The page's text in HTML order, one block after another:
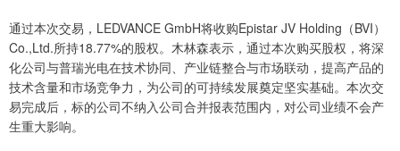
通过本次交易，LEDVANCE GmbH将收购Epistar JV Holding（BVI）
Co.,Ltd.所持18.77%的股权。木林森表示，通过本次购买股权，将深
化公司与普瑞光电在技术协同、产业链整合与市场联动，提高产品的
技术含量和市场竞争力，为公司的可持续发展奠定坚实基础。本次交
易完成后，标的公司不纳入公司合并报表范围内，对公司业绩不会产
生重大影响。